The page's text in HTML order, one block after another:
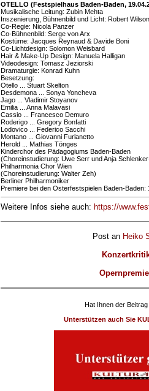
OTELLO (Festspielhaus Baden-Baden,
Musikalische Leitung: Zubin Mehta
Inszenierung, Bühnenbild und Licht: Robert Wilson
Co-Regie: Nicola Panzer
Co-Bühnenbild: Serge von Arx
Kostüme: Jacques Reynaud & Davide Boni
Co-Lichtdesign: Solomon Weisbard
Hair & Make-Up Design: Manuela Halligan
Videodesign: Tomasz Jeziorski
Dramaturgie: Konrad Kuhn
Besetzung:
Otello ... Stuart Skelton
Desdemona ... Sonya Yoncheva
Jago ... Vladimir Stoyanov
Emilia ... Anna Malavasi
Cassio ... Francesco Demuro
Roderigo ... Gregory Bonfatti
Lodovico ... Federico Sacchi
Montano ... Giovanni Furlanetto
Herold ... Mathias Tönges
Kinderchor des Pädagogiums Baden-Baden
(Choreinstudierung: Uwe Serr und Anja
Philharmonia Chor Wien
(Choreinstudierung: Walter Zeh)
Berliner Philharmoniker
Premiere bei den Osterfestspielen Baden-Baden:
Weitere Infos siehe auch: https://
Post an Heiko
Hat Ihnen der
Unterstützen auch Sie